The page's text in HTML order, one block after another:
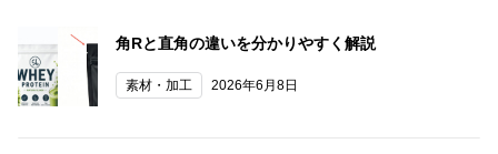
角Rと直角の違いを分かりやすく解説
素材・加工 2026年6月8日